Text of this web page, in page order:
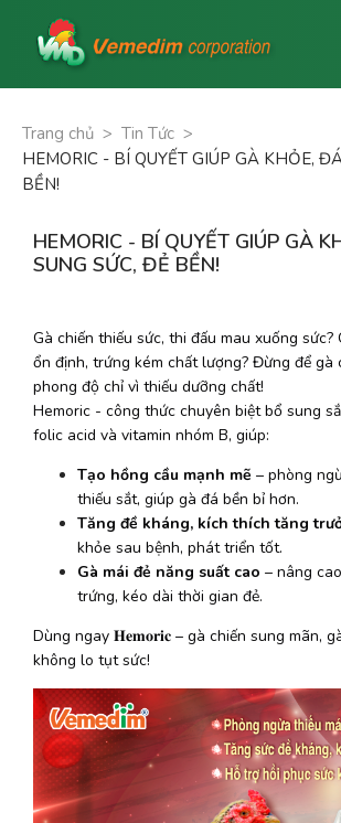
Trang chủ > Tin Tức >
HEMORIC - BÍ QUYẾT GIÚP GÀ KHỎE,
BỀN!
HEMORIC - BÍ QUYẾT GIÚP GÀ
SUNG SỨC, ĐẺ BỀN!
Gà chiến thiếu sức, thi đấu mau xuống sức?
ổn định, trứng kém chất lượng? Đừng để gà
phong độ chỉ vì thiếu dưỡng chất!
Hemoric - công thức chuyên biệt bổ sung
folic acid và vitamin nhóm B, giúp:
Tạo hồng cầu mạnh mẽ – phòng
thiếu sắt, giúp gà đá bền bỉ hơn.
Tăng đề kháng, kích thích tăng
khỏe sau bệnh, phát triển tốt.
Gà mái đẻ năng suất cao – nâng
trứng, kéo dài thời gian đẻ.
Dùng ngay 𝐇𝐞𝐦𝐨𝐫𝐢𝐜 – gà chiến sung mãn,
không lo tụt sức!